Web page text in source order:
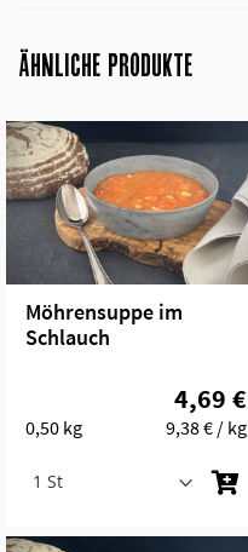
ÄHNLICHE PRODUKTE
Möhrensuppe im
Schlauch
0,50 kg
4,69 €
9,38 €/ kg